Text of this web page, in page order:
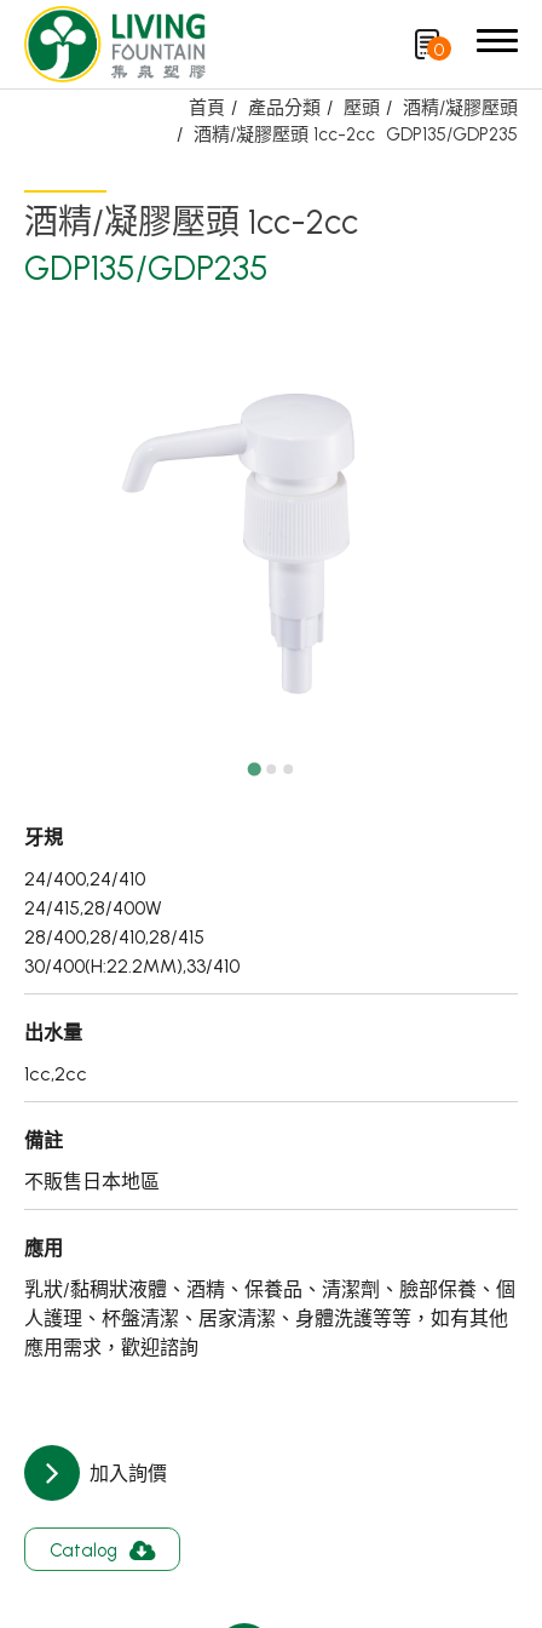
0
首頁 產品分類 壓頭
酒精/凝膠壓頭
酒精/凝膠壓頭 1cc-2cc GDP135/GDP235
酒精/凝膠壓頭 1cc-2cc
GDP135/GDP235
牙規
24/400,24/410
24/415,28/400W
28/400,28/410,28/415
30/400(H:22.2MM),33/410
出水量
1cc,2cc
備註
不販售日本地區
應用
乳狀/黏稠狀液體、酒精、保養品、清潔劑、臉部保養、個
人護理、杯盤清潔、居家清潔、身體洗護等等，如有其他
應用需求，歡迎諮詢
加入詢價
Catalog
搜尋
產品分類
再生塑膠產品
OEM/ODM服務
應用領域
永續發展
新聞中心
關於集泉
聯絡我們